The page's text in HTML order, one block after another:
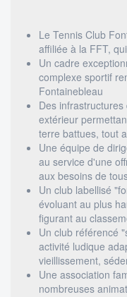
Le Tennis Club
affiliée à la FFT,
Un cadre
complexe sportif
Fontainebleau
Des
extérieur
terre battues, tout
Une équipe de
au service d'une
aux besoins de
Un club labellisé
évoluant au plus
figurant au
Un club référencé
activité ludique
vieillissement,
Une association
nombreuses